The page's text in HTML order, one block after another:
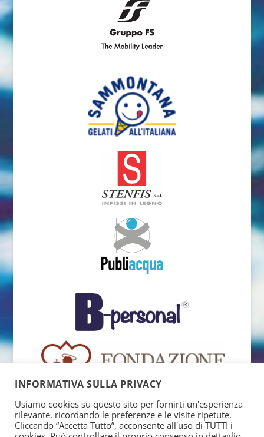
INFORMATIVA SULLA PRIVACY
Usiamo cookies su questo sito per fornirti un'esperienza
rilevante, ricordando le preferenze e le visite ripetute.
Cliccando “Accetta Tutto”, acconsente all'uso di TUTTI i